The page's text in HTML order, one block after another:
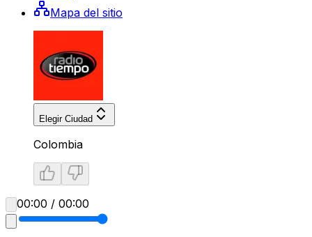
Mapa del sitio
Elegir Ciudad
Colombia
00:00 / 00:00